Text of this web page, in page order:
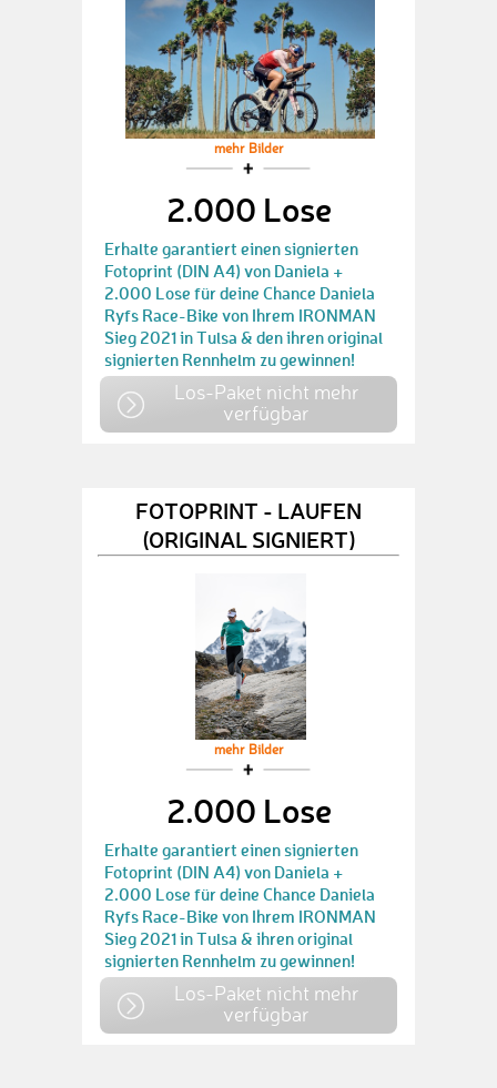
mehr Bilder
2.000 Lose
Erhalte garantiert einen signierten
Fotoprint (DIN A4) von Daniela +
2.000 Lose für deine Chance Daniela
Ryfs Race-Bike von Ihrem IRONMAN
Sieg 2021 in Tulsa & den ihren original
signierten Rennhelm zu gewinnen!
Los-Paket nicht mehr
verfügbar
FOTOPRINT - LAUFEN
(ORIGINAL SIGNIERT)
mehr Bilder
2.000 Lose
Erhalte garantiert einen signierten
Fotoprint (DIN A4) von Daniela +
2.000 Lose für deine Chance Daniela
Ryfs Race-Bike von Ihrem IRONMAN
Sieg 2021 in Tulsa & ihren original
signierten Rennhelm zu gewinnen!
Los-Paket nicht mehr
verfügbar